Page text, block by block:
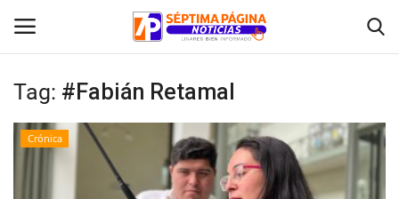
Inicio
Tag: #Fabián Retamal
Crónica